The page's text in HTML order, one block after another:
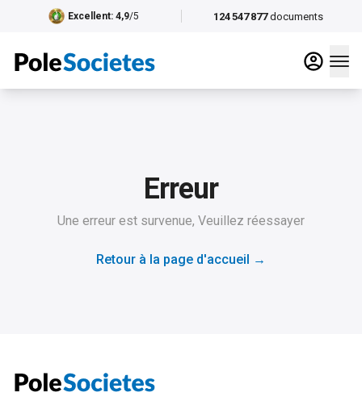
124 547 877 documents
Excellent: 4,9/5
Erreur
Une erreur est survenue, Veuillez réessayer
Retour à la page d'accueil →